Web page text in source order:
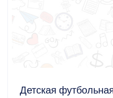
Детская